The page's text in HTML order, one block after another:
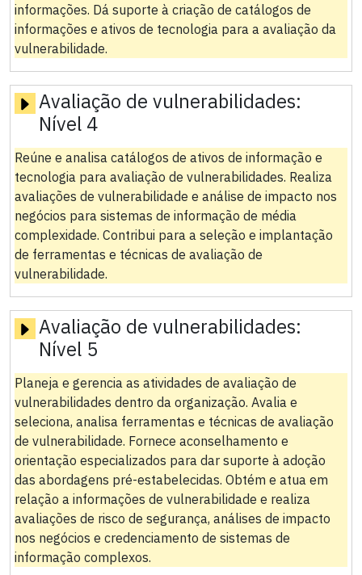
informações. Dá suporte à criação de catálogos de
informações e ativos de tecnologia para a avaliação da
vulnerabilidade.
Avaliação de vulnerabilidades:
Nível 4
Reúne e analisa catálogos de ativos de informação e
tecnologia para avaliação de vulnerabilidades. Realiza
avaliações de vulnerabilidade e análise de impacto nos
negócios para sistemas de informação de média
complexidade. Contribui para a seleção e implantação
de ferramentas e técnicas de avaliação de
vulnerabilidade.
Avaliação de vulnerabilidades:
Nível 5
Planeja e gerencia as atividades de avaliação de
vulnerabilidades dentro da organização. Avalia e
seleciona, analisa ferramentas e técnicas de avaliação
de vulnerabilidade. Fornece aconselhamento e
orientação especializados para dar suporte à adoção
das abordagens pré-estabelecidas. Obtém e atua em
relação a informações de vulnerabilidade e realiza
avaliações de risco de segurança, análises de impacto
nos negócios e credenciamento de sistemas de
informação complexos.